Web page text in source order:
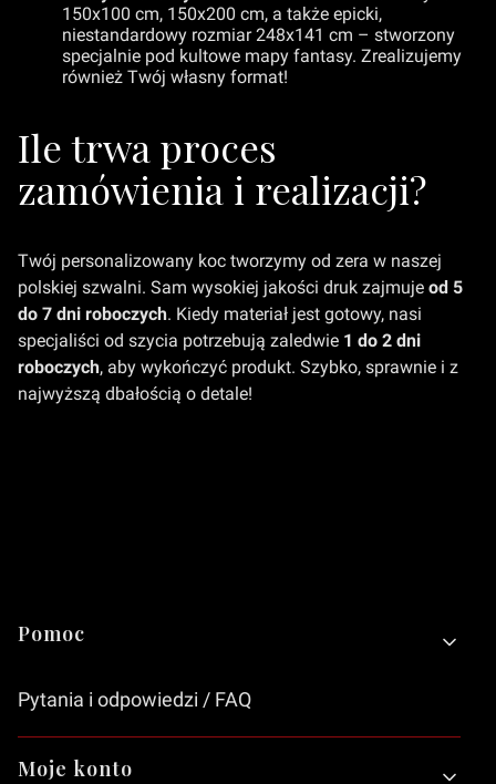
150x100 cm, 150x200 cm, a także epicki,
niestandardowy rozmiar 248x141 cm – stworzony
specjalnie pod kultowe mapy fantasy. Zrealizujemy
również Twój własny format!
Ile trwa proces
zamówienia i realizacji?
Twój personalizowany koc tworzymy od zera w naszej
polskiej szwalni. Sam wysokiej jakości druk zajmuje od 5
do 7 dni roboczych. Kiedy materiał jest gotowy, nasi
specjaliści od szycia potrzebują zaledwie 1 do 2 dni
roboczych, aby wykończyć produkt. Szybko, sprawnie i z
najwyższą dbałością o detale!
Linki w stopce
Pomoc
Pytania i odpowiedzi / FAQ
Moje konto